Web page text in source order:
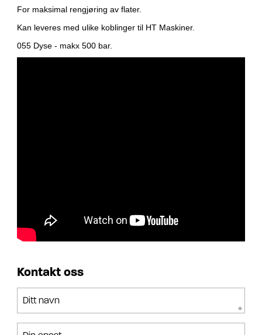
For maksimal rengjøring av flater.
Kan leveres med ulike koblinger til HT Maskiner.
055 Dyse - makx 500 bar.
Kontakt oss
Ditt navn